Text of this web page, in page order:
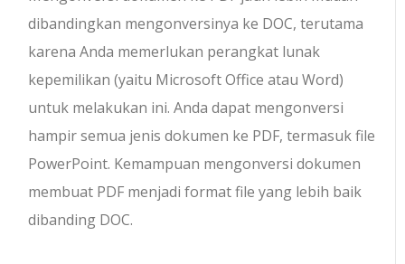
dibandingkan mengonversinya ke DOC, terutama
karena Anda memerlukan perangkat lunak
kepemilikan (yaitu Microsoft Office atau Word)
untuk melakukan ini. Anda dapat mengonversi
hampir semua jenis dokumen ke PDF, termasuk file
PowerPoint. Kemampuan mengonversi dokumen
membuat PDF menjadi format file yang lebih baik
dibanding DOC.